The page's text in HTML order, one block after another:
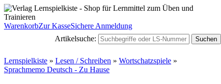
WarenkorbZur KasseSichere Anmeldung
Artikelsuche:
Suchen
Lernspielkiste » Lesen / Schreiben » Wortschatzspiele »
Sprachmemo Deutsch - Zu Hause